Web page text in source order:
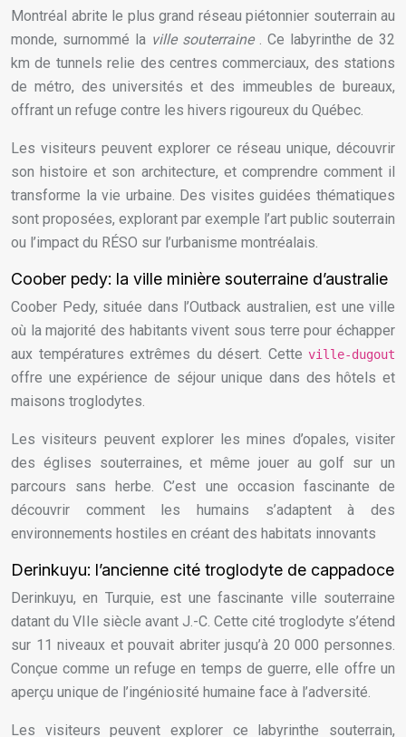
Montréal abrite le plus grand réseau piétonnier souterrain au
monde, surnommé la ville souterraine . Ce labyrinthe de 32
km de tunnels relie des centres commerciaux, des stations
de métro, des universités et des immeubles de bureaux,
offrant un refuge contre les hivers rigoureux du Québec.
Les visiteurs peuvent explorer ce réseau unique, découvrir
son histoire et son architecture, et comprendre comment il
transforme la vie urbaine. Des visites guidées thématiques
sont proposées, explorant par exemple l’art public souterrain
ou l’impact du RÉSO sur l’urbanisme montréalais.
Coober pedy: la ville minière souterraine d’australie
Coober Pedy, située dans l’Outback australien, est une ville
où la majorité des habitants vivent sous terre pour échapper
aux températures extrêmes du désert. Cette ville-dugout
offre une expérience de séjour unique dans des hôtels et
maisons troglodytes.
Les visiteurs peuvent explorer les mines d’opales, visiter
des églises souterraines, et même jouer au golf sur un
parcours sans herbe. C’est une occasion fascinante de
découvrir comment les humains s’adaptent à des
environnements hostiles en créant des habitats innovants
Derinkuyu: l’ancienne cité troglodyte de cappadoce
Derinkuyu, en Turquie, est une fascinante ville souterraine
datant du VIIe siècle avant J.-C. Cette cité troglodyte s’étend
sur 11 niveaux et pouvait abriter jusqu’à 20 000 personnes.
Conçue comme un refuge en temps de guerre, elle offre un
aperçu unique de l’ingéniosité humaine face à l’adversité.
Les visiteurs peuvent explorer ce labyrinthe souterrain,